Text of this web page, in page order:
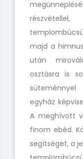
majd a
után
osztásra is
egyház
A meghívott
finom ebéd.
segítséget, a